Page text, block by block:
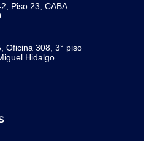
Piso 23, CABA
Oficina 308, 3° piso
Hidalgo